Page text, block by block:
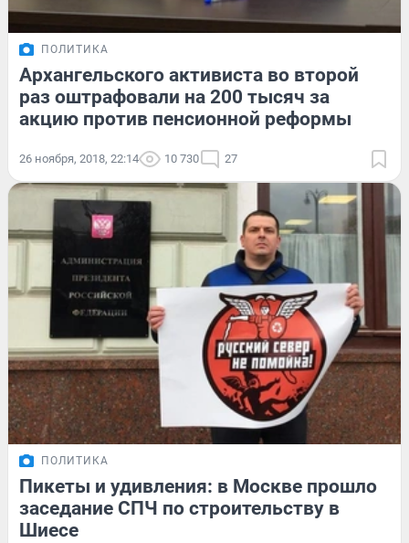
ПОЛИТИКА
Архангельского активиста во второй
раз оштрафовали на 200 тысяч за
акцию против пенсионной реформы
26 ноября, 2018, 22:14 10 730 27
ПОЛИТИКА
Пикеты и удивления: в Москве прошло
заседание СПЧ по строительству в
Шиесе